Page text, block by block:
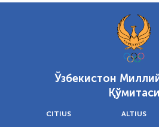
Ўзбекистон
Қўмитаси
CITIUS ALTIUS